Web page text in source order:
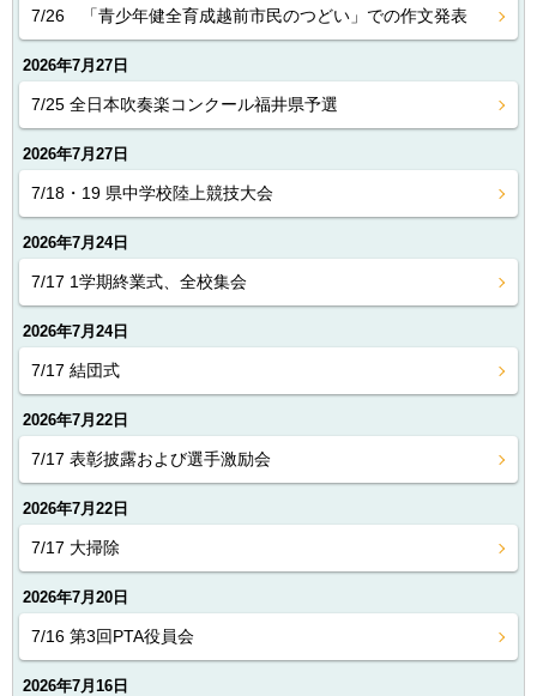
7/26 「青少年健全育成越前市民のつどい」での作文発表
2026年7月27日
7/25 全日本吹奏楽コンクール福井県予選
2026年7月27日
7/18・19 県中学校陸上競技大会
2026年7月24日
7/17 1学期終業式、全校集会
2026年7月24日
7/17 結団式
2026年7月22日
7/17 表彰披露および選手激励会
2026年7月22日
7/17 大掃除
2026年7月20日
7/16 第3回PTA役員会
2026年7月16日